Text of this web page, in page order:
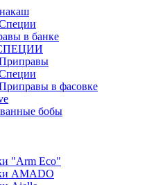
в банке
в фасовке
бобы
"Arm Eco"
AMADO